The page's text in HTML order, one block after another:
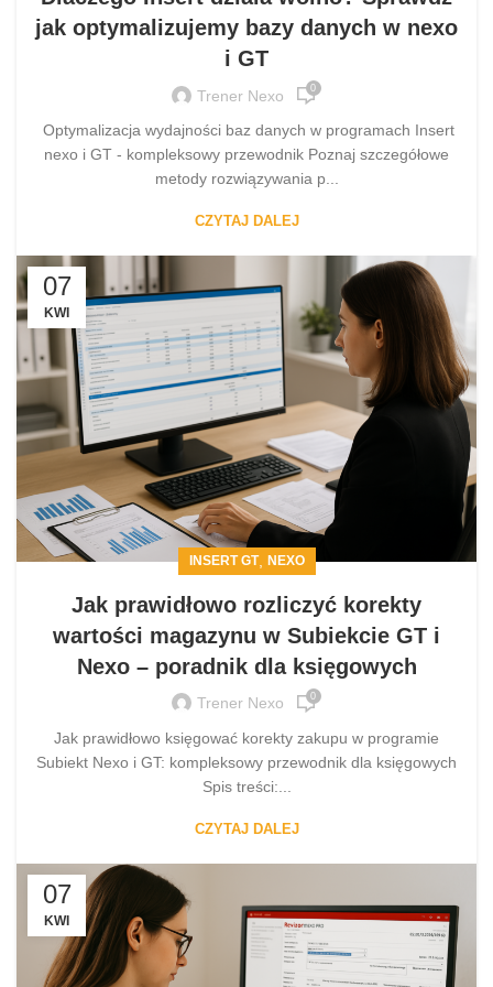
jak optymalizujemy bazy danych w nexo
i GT
Trener Nexo 0
Optymalizacja wydajności baz danych w programach Insert
nexo i GT - kompleksowy przewodnik Poznaj szczegółowe
metody rozwiązywania p...
CZYTAJ DALEJ
07
KWI
INSERT GT, NEXO
Jak prawidłowo rozliczyć korekty
wartości magazynu w Subiekcie GT i
Nexo – poradnik dla księgowych
Trener Nexo 0
Jak prawidłowo księgować korekty zakupu w programie
Subiekt Nexo i GT: kompleksowy przewodnik dla księgowych
Spis treści:...
CZYTAJ DALEJ
07
KWI